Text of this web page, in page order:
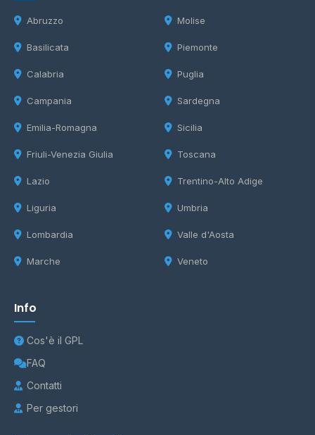
Abruzzo
Basilicata
Calabria
Campania
Emilia-Romagna
Friuli-Venezia Giulia
Lazio
Liguria
Lombardia
Marche
Molise
Piemonte
Puglia
Sardegna
Sicilia
Toscana
Trentino-Alto Adige
Umbria
Valle d'Aosta
Veneto
Info
Cos'è il GPL
FAQ
Contatti
Per gestori